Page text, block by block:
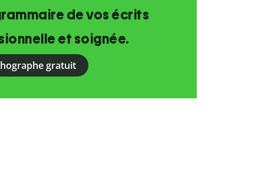
de vos écrits
et soignée.
gratuit